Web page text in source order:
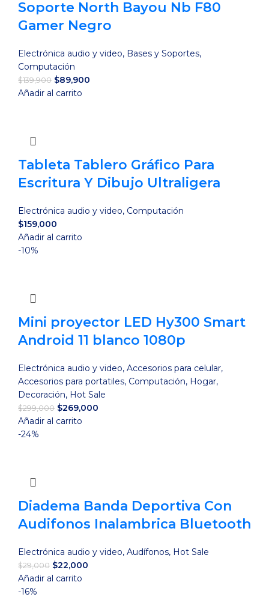
Soporte North Bayou Nb F80
Gamer Negro
Electrónica audio y video, Bases y Soportes,
Computación
$139,900 El
precio
$89,900
Añadir al carrito
Tableta Tablero Gráfico Para
Escritura Y Dibujo Ultraligera
Electrónica audio y video, Computación
$159,000
Añadir al carrito
-10%
Mini proyector LED Hy300 Smart
Android 11 blanco 1080p
Electrónica audio y video, Accesorios para celular,
Accesorios para portatiles, Computación, Hogar,
Decoración, Hot Sale
$299,000 El
precio
$269,000
Añadir al carrito
-24%
Diadema Banda Deportiva Con
Audifonos Inalambrica Bluetooth
Electrónica audio y video, Audífonos, Hot Sale
$29,000 El
precio
$22,000
Añadir al carrito
-16%